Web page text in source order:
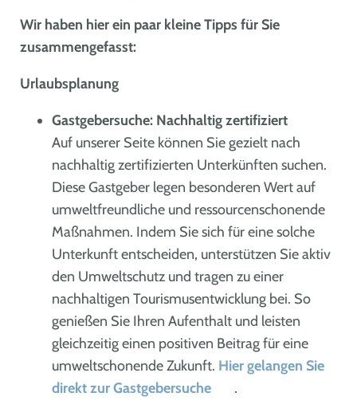
Wir haben hier ein paar kleine Tipps für Sie
zusammengefasst:
Urlaubsplanung
Gastgebersuche: Nachhaltig zertifiziert
Auf unserer Seite können Sie gezielt nach
nachhaltig zertifizierten Unterkünften suchen.
Diese Gastgeber legen besonderen Wert auf
umweltfreundliche und ressourcenschonende
Maßnahmen. Indem Sie sich für eine solche
Unterkunft entscheiden, unterstützen Sie aktiv
den Umweltschutz und tragen zu einer
nachhaltigen Tourismusentwicklung bei. So
genießen Sie Ihren Aufenthalt und leisten
gleichzeitig einen positiven Beitrag für eine
umweltschonende Zukunft. Hier gelangen Sie
direkt zur Gastgebersuche
.